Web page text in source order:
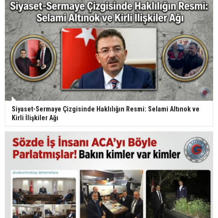
Siyaset-Sermaye Çizgisinde Haklılığın Resmi: Selami Altınok ve
Kirli İlişkiler Ağı